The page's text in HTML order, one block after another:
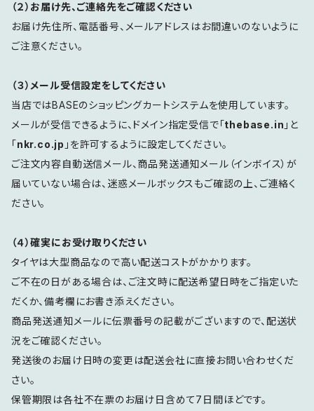
（２）お届け先、ご連絡先をご確認ください
お届け先住所、電話番号、メールアドレスはお間違いのないように
ご注意ください。
（３）メール受信設定をしてください
当店ではBASEのショッピングカートシステムを使用しています。
メールが受信できるように、ドメイン指定受信で「thebase.in 」と
「nkr.co.jp 」を許可するように設定してください。
ご注文内容自動送信メール、商品発送通知メール（インボイス）が
届いていない場合は、迷惑メールボックスもご確認の上、ご連絡く
ださい。
（４）確実にお受け取りください
タイヤは大型商品なので高い配送コストがかかります。
ご不在の日がある場合は、ご注文時に配送希望日時をご指定いた
だくか、備考欄にお書き添えください。
商品発送通知メールに伝票番号の記載がございますので、配送状
況をご確認ください。
発送後のお届け日時の変更は配送会社に直接お問い合わせくだ
さい。
保管期限は各社不在票のお届け日含めて7日間ほどです。